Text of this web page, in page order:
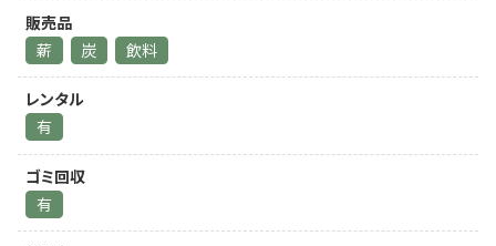
販売品
薪
炭 飲料
レンタル
有
ゴミ回収
有